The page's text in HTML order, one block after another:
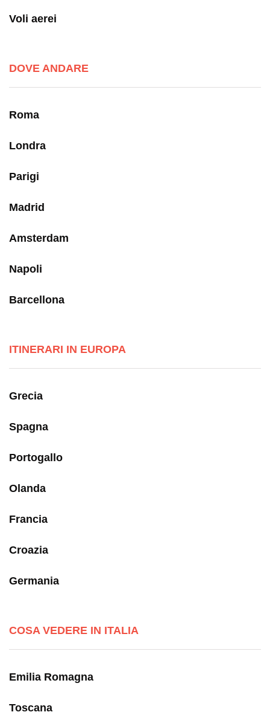
Voli aerei
DOVE ANDARE
Roma
Londra
Parigi
Madrid
Amsterdam
Napoli
Barcellona
ITINERARI IN EUROPA
Grecia
Spagna
Portogallo
Olanda
Francia
Croazia
Germania
COSA VEDERE IN ITALIA
Emilia Romagna
Toscana